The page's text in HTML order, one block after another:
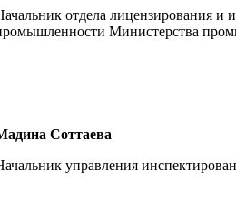
отдела лицензирования и
Министерства
Соттаева
управления